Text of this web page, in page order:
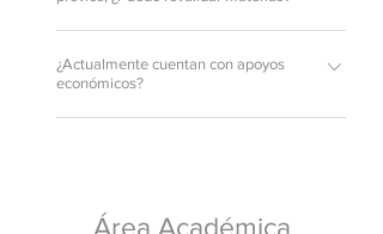
previos de Licenciatura o Bachillerato,
¿Actualmente cuentan con apoyos
económicos?
contamos con horarios y colegiaturas
Área Académica